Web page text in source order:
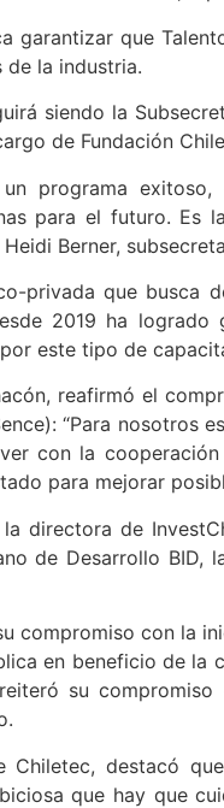
garantizar que
de la industria.
siendo la
de Fundación
programa
para el futuro. Es
Berner,
privada que busca
2019 ha
este tipo de
reafirmó el
“Para nosotros
con la
para mejorar
directora de
de Desarrollo BID,
compromiso con la
en beneficio de
su
Chiletec, destacó
que hay que